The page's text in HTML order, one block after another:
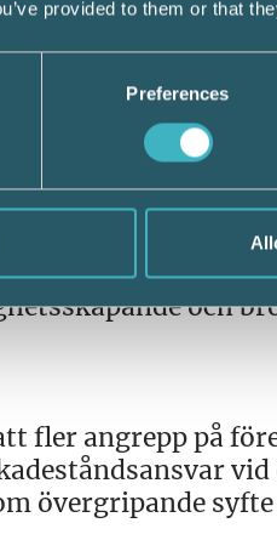
provided to them or that
Preferences
minskar
dagar. Tidigare
sju dagar innan
gälla från den 1
och
och
fler angrepp på
övergripande